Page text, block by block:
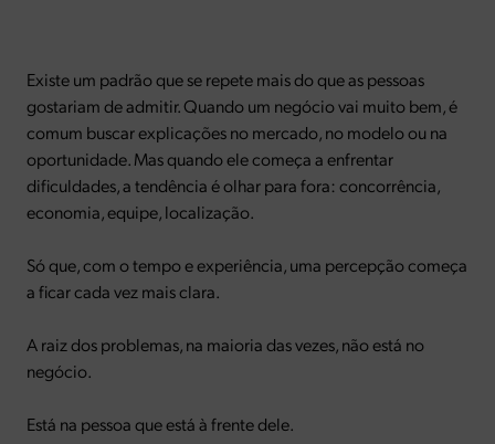
Existe um padrão que se repete mais do que as pessoas
gostariam de admitir. Quando um negócio vai muito bem, é
comum buscar explicações no mercado, no modelo ou na
oportunidade. Mas quando ele começa a enfrentar
dificuldades, a tendência é olhar para fora: concorrência,
economia, equipe, localização.
Só que, com o tempo e experiência, uma percepção começa
a ficar cada vez mais clara.
A raiz dos problemas, na maioria das vezes, não está no
negócio.
Está na pessoa que está à frente dele.